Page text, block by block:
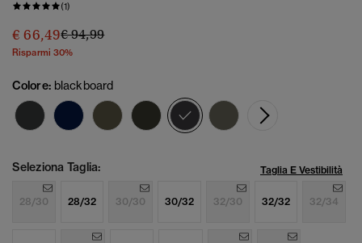
(1)
€ 66,49Prezzo ridotto da
€ 94,99a
Risparmi 30%
Colore: blackboard
selezionato
Seleziona Taglia: Taglia E Vestibilità
28/30 28/32 30/30 30/32 32/30 32/32 32/34